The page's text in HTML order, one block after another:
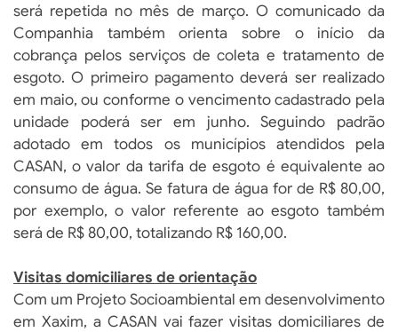
será repetida no mês de março. O comunicado da
Companhia também orienta sobre o início da
cobrança pelos serviços de coleta e tratamento de
esgoto. O primeiro pagamento deverá ser realizado
em maio, ou conforme o vencimento cadastrado pela
unidade poderá ser em junho. Seguindo padrão
adotado em todos os municípios atendidos pela
CASAN, o valor da tarifa de esgoto é equivalente ao
consumo de água. Se fatura de água for de R$ 80,00,
por exemplo, o valor referente ao esgoto também
será de R$ 80,00, totalizando R$ 160,00.
Visitas domiciliares de orientação
Com um Projeto Socioambiental em desenvolvimento
em Xaxim, a CASAN vai fazer visitas domiciliares de